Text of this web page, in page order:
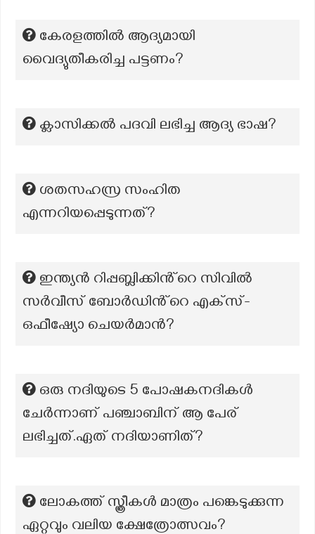
കേരളത്തിൽ ആദ്യമായി
വൈദ്യുതീകരിച്ച പട്ടണം?
ക്ലാസിക്കല്‍ പദവി ലഭിച്ച ആദ്യ ഭാഷ?
ശതസഹസ്ര സംഹിത
എന്നറിയപ്പെടുന്നത്?
ഇന്ത്യൻ റിപ്പബ്ലിക്കിൻ്റെ സിവിൽ
സർവീസ് ബോർഡിൻ്റെ എക്‌സ്-
ഒഫീഷ്യോ ചെയർമാൻ?
ഒരു നദിയുടെ 5 പോഷകനദികൾ
ചേർന്നാണ് പഞ്ചാബിന് ആ പേര്
ലഭിച്ചത്.ഏത് നദിയാണിത്?
ലോകത്ത് സ്ത്രീകൾ മാത്രം പങ്കെടുക്കുന്ന
ഏറ്റവും വലിയ ക്ഷേത്രോത്സവം?